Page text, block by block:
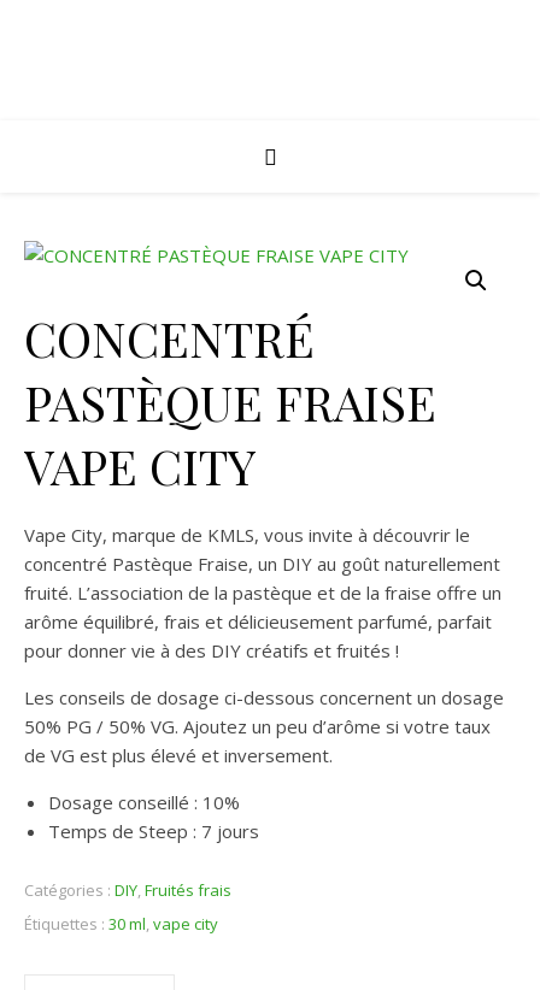
CONCENTRÉ
PASTÈQUE FRAISE
VAPE CITY
Vape City, marque de KMLS, vous invite à découvrir le
concentré Pastèque Fraise, un DIY au goût naturellement
fruité. L’association de la pastèque et de la fraise offre un
arôme équilibré, frais et délicieusement parfumé, parfait
pour donner vie à des DIY créatifs et fruités !
Les conseils de dosage ci-dessous concernent un dosage
50% PG / 50% VG. Ajoutez un peu d’arôme si votre taux
de VG est plus élevé et inversement.
Dosage conseillé : 10%
Temps de Steep : 7 jours
Catégories : DIY,Fruités frais
Étiquettes : 30 ml,vape city